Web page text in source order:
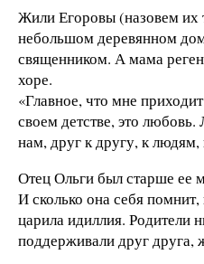
Жили Егоровы (назовем их
небольшом деревянном
священником. А мама
хоре.
«Главное, что мне
своем детстве, это
нам, друг к другу, к
Отец Ольги был старше ее
И сколько она себя
царила идиллия. Родители
поддерживали друг друга,